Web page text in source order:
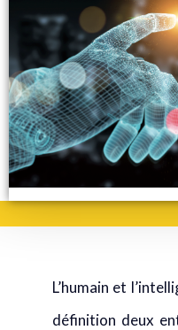
L’humain et
définition deux